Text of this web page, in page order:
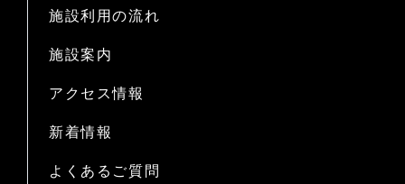
施設利用の流れ
施設案内
アクセス情報
新着情報
よくあるご質問